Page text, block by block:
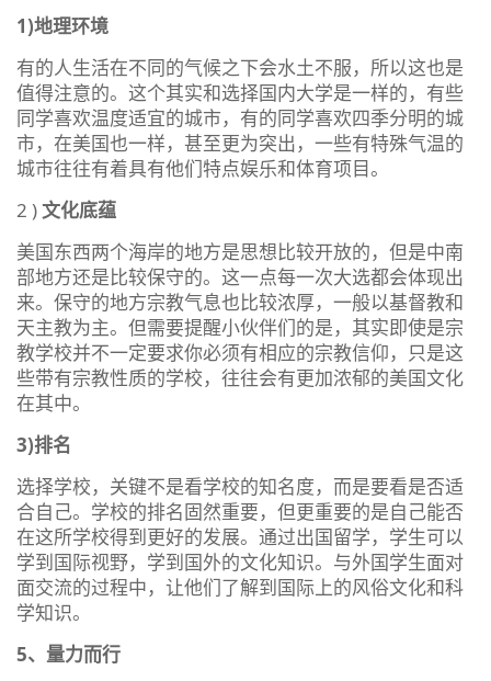
1)地理环境
有的人生活在不同的气候之下会水土不服，所以这也是
值得注意的。这个其实和选择国内大学是一样的，有些
同学喜欢温度适宜的城市，有的同学喜欢四季分明的城
市，在美国也一样，甚至更为突出，一些有特殊气温的
城市往往有着具有他们特点娱乐和体育项目。
2 )文化底蕴
美国东西两个海岸的地方是思想比较开放的，但是中南
部地方还是比较保守的。这一点每一次大选都会体现出
来。保守的地方宗教气息也比较浓厚，一般以基督教和
天主教为主。但需要提醒小伙伴们的是，其实即使是宗
教学校并不一定要求你必须有相应的宗教信仰，只是这
些带有宗教性质的学校，往往会有更加浓郁的美国文化
在其中。
3)排名
选择学校，关键不是看学校的知名度，而是要看是否适
合自己。学校的排名固然重要，但更重要的是自己能否
在这所学校得到更好的发展。通过出国留学，学生可以
学到国际视野，学到国外的文化知识。与外国学生面对
面交流的过程中，让他们了解到国际上的风俗文化和科
学知识。
5、量力而行